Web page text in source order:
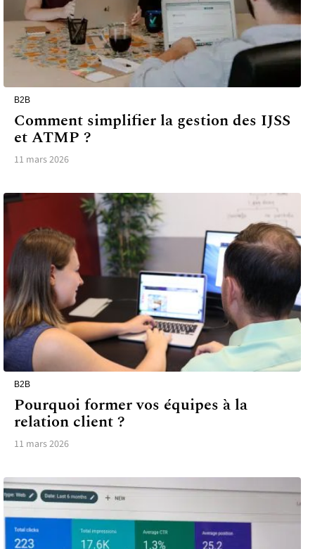
B2B
Comment simplifier la gestion des IJSS
et ATMP ?
11 mars 2026
B2B
Pourquoi former vos équipes à la
relation client ?
11 mars 2026